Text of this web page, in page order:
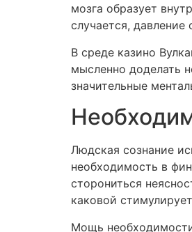
мозга образует
случается,
В среде казино
мысленно доделать
значительные
Людская сознание
необходимость в
сторониться
каковой
Мощь